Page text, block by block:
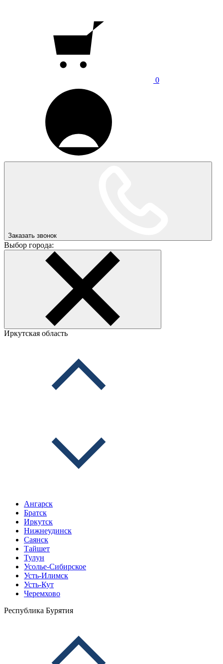
0
Заказать звонок
Выбор города:
Иркутская область
Ангарск
Братск
Иркутск
Нижнеудинск
Саянск
Тайшет
Тулун
Усолье-Сибирское
Усть-Илимск
Усть-Кут
Черемхово
Республика Бурятия